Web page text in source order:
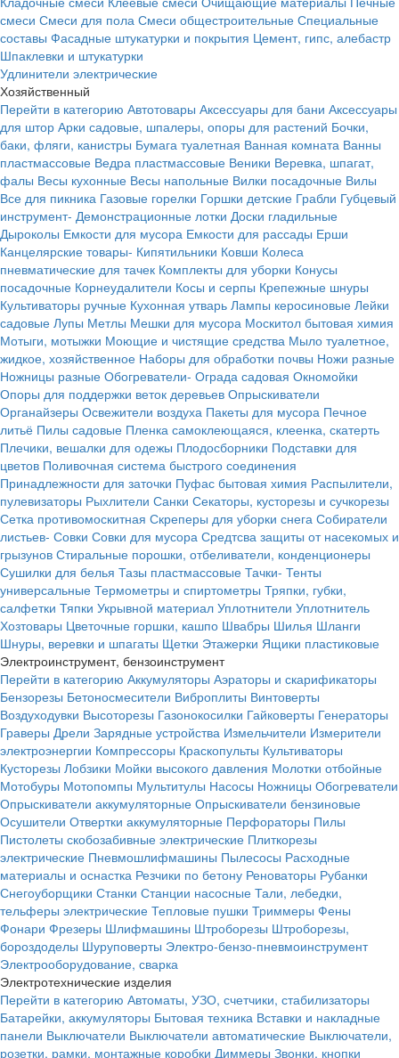
смеси Смеси для пола Смеси общестроительные Специальные
составы Фасадные штукатурки и покрытия Цемент, гипс, алебастр
Шпаклевки и штукатурки
Удлинители электрические
Хозяйственный
Перейти в категорию Автотовары Аксессуары для бани Аксессуары
для штор Арки садовые, шпалеры, опоры для растений Бочки,
баки, фляги, канистры Бумага туалетная Ванная комната Ванны
пластмассовые Ведра пластмассовые Веники Веревка, шпагат,
фалы Весы кухонные Весы напольные Вилки посадочные Вилы
Все для пикника Газовые горелки Горшки детские Грабли Губцевый
инструмент- Демонстрационные лотки Доски гладильные
Дыроколы Емкости для мусора Емкости для рассады Ерши
Канцелярские товары- Кипятильники Ковши Колеса
пневматические для тачек Комплекты для уборки Конусы
посадочные Корнеудалители Косы и серпы Крепежные шнуры
Культиваторы ручные Кухонная утварь Лампы керосиновые Лейки
садовые Лупы Метлы Мешки для мусора Москитол бытовая химия
Мотыги, мотыжки Моющие и чистящие средства Мыло туалетное,
жидкое, хозяйственное Наборы для обработки почвы Ножи разные
Ножницы разные Обогреватели- Ограда садовая Окномойки
Опоры для поддержки веток деревьев Опрыскиватели
Органайзеры Освежители воздуха Пакеты для мусора Печное
литьё Пилы садовые Пленка самоклеющаяся, клеенка, скатерть
Плечики, вешалки для одежы Плодосборники Подставки для
цветов Поливочная система быстрого соединения
Принадлежности для заточки Пуфас бытовая химия Распылители,
пулевизаторы Рыхлители Санки Секаторы, кусторезы и сучкорезы
Сетка противомоскитная Скреперы для уборки снега Собиратели
листьев- Совки Совки для мусора Средтсва защиты от насекомых и
грызунов Стиральные порошки, отбеливатели, конденционеры
Сушилки для белья Тазы пластмассовые Тачки- Тенты
универсальные Термометры и спиртометры Тряпки, губки,
салфетки Тяпки Укрывной материал Уплотнители Уплотнитель
Хозтовары Цветочные горшки, кашпо Швабры Шилья Шланги
Шнуры, веревки и шпагаты Щетки Этажерки Ящики пластиковые
Электроинструмент, бензоинструмент
Перейти в категорию Аккумуляторы Аэраторы и скарификаторы
Бензорезы Бетоносмесители Виброплиты Винтоверты
Воздуходувки Высоторезы Газонокосилки Гайковерты Генераторы
Граверы Дрели Зарядные устройства Измельчители Измерители
электроэнергии Компрессоры Краскопульты Культиваторы
Кусторезы Лобзики Мойки высокого давления Молотки отбойные
Мотобуры Мотопомпы Мультитулы Насосы Ножницы Обогреватели
Опрыскиватели аккумуляторные Опрыскиватели бензиновые
Осушители Отвертки аккумуляторные Перфораторы Пилы
Пистолеты скобозабивные электрические Плиткорезы
электрические Пневмошлифмашины Пылесосы Расходные
материалы и оснастка Резчики по бетону Реноваторы Рубанки
Снегоуборщики Станки Станции насосные Тали, лебедки,
тельферы электрические Тепловые пушки Триммеры Фены
Фонари Фрезеры Шлифмашины Штроборезы Штроборезы,
бороздоделы Шуруповерты Электро-бензо-пневмоинструмент
Электрооборудование, сварка
Электротехнические изделия
Перейти в категорию Автоматы, УЗО, счетчики, стабилизаторы
Батарейки, аккумуляторы Бытовая техника Вставки и накладные
панели Выключатели Выключатели автоматические Выключатели,
розетки, рамки, монтажные коробки Диммеры Звонки, кнопки